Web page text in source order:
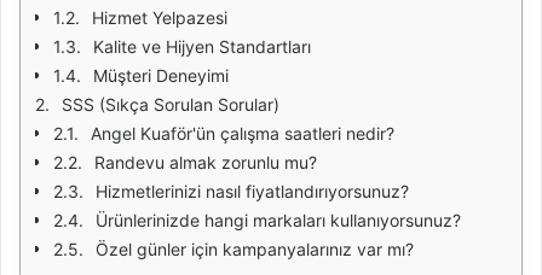
Hizmet Yelpazesi
Kalite ve Hijyen Standartları
Müşteri Deneyimi
SSS (Sıkça Sorulan Sorular)
Angel Kuaför'ün çalışma saatleri nedir?
Randevu almak zorunlu mu?
Hizmetlerinizi nasıl fiyatlandırıyorsunuz?
Ürünlerinizde hangi markaları kullanıyorsunuz?
Özel günler için kampanyalarınız var mı?